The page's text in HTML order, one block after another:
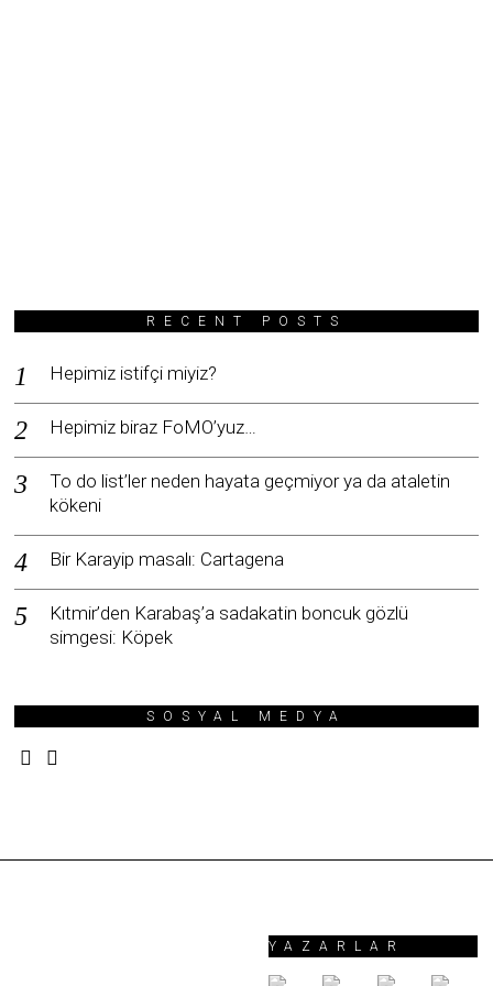
RECENT POSTS
Hepimiz istifçi miyiz?
Hepimiz biraz FoMO’yuz…
To do list’ler neden hayata geçmiyor ya da ataletin
kökeni
Bir Karayip masalı: Cartagena
Kıtmir’den Karabaş’a sadakatin boncuk gözlü
simgesi: Köpek
SOSYAL MEDYA
YAZARLAR